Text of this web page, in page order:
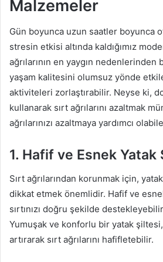
Malzemeler
Gün boyunca uzun saatler boyunca
stresin etkisi altında kaldığımız
ağrılarının en yaygın nedenlerinden
yaşam kalitesini olumsuz yönde
aktiviteleri zorlaştırabilir. Neyse ki,
kullanarak sırt ağrılarını azaltmak
ağrılarınızı azaltmaya yardımcı
1. Hafif ve Esnek Yatak
Sırt ağrılarından korunmak için,
dikkat etmek önemlidir. Hafif ve
sırtınızı doğru şekilde
Yumuşak ve konforlu bir yatak
artırarak sırt ağrılarını hafifletebilir.